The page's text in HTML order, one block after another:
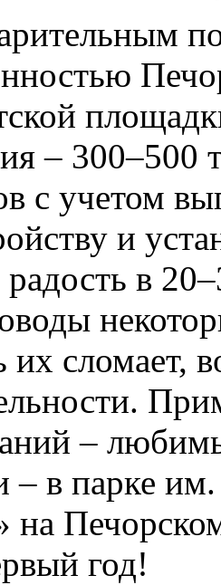
– 300–500
с учетом
и
радость в
сломает,
–
– в парке
на
год!